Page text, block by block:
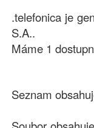
.telefonica je
S.A..
Máme 1
Seznam